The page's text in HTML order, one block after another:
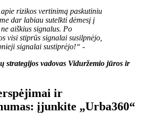
apie rizikos vertinimą paskutiniu
dar labiau sutelkti dėmesį į
aiškius signalus. Po
visi stiprūs signalai susilpnėjo,
signalai sustiprėjo!“ -
strategijos vadovas Viduržemio jūros ir
ir
įjunkite „Urba360“